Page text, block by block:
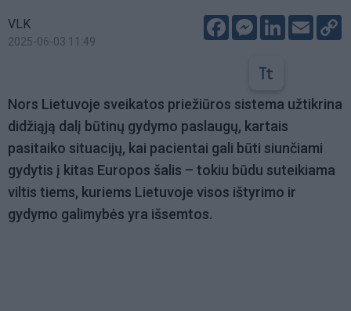
VLK
2025-06-03 11:49
FacebookMessenger
LinkedIn
Email
Nors Lietuvoje sveikatos priežiūros sistema užtikrina
didžiąją dalį būtinų gydymo paslaugų, kartais
pasitaiko situacijų, kai pacientai gali būti siunčiami
gydytis į kitas Europos šalis – tokiu būdu suteikiama
viltis tiems, kuriems Lietuvoje visos ištyrimo ir
gydymo galimybės yra išsemtos.